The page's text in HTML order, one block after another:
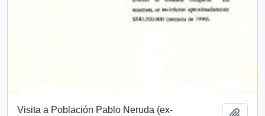
Visita a Población Pablo Neruda (ex-